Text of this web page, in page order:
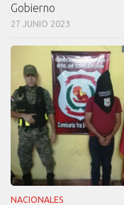
Gobierno
27 JUNIO 2023
NACIONALES